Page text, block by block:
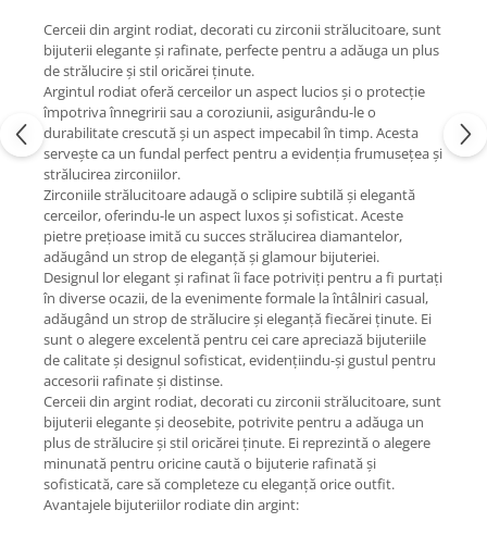
Cerceii din argint rodiat, decorati cu zirconii strălucitoare, sunt
bijuterii elegante și rafinate, perfecte pentru a adăuga un plus
de strălucire și stil oricărei ținute.
Argintul rodiat oferă cerceilor un aspect lucios și o protecție
împotriva înnegririi sau a coroziunii, asigurându-le o
durabilitate crescută și un aspect impecabil în timp. Acesta
servește ca un fundal perfect pentru a evidenția frumusețea și
strălucirea zirconiilor.
Zirconiile strălucitoare adaugă o sclipire subtilă și elegantă
cerceilor, oferindu-le un aspect luxos și sofisticat. Aceste
pietre prețioase imită cu succes strălucirea diamantelor,
adăugând un strop de eleganță și glamour bijuteriei.
Designul lor elegant și rafinat îi face potriviți pentru a fi purtați
în diverse ocazii, de la evenimente formale la întâlniri casual,
adăugând un strop de strălucire și eleganță fiecărei ținute. Ei
sunt o alegere excelentă pentru cei care apreciază bijuteriile
de calitate și designul sofisticat, evidențiindu-și gustul pentru
accesorii rafinate și distinse.
Cerceii din argint rodiat, decorati cu zirconii strălucitoare, sunt
bijuterii elegante și deosebite, potrivite pentru a adăuga un
plus de strălucire și stil oricărei ținute. Ei reprezintă o alegere
minunată pentru oricine caută o bijuterie rafinată și
sofisticată, care să completeze cu eleganță orice outfit.
Avantajele bijuteriilor rodiate din argint: